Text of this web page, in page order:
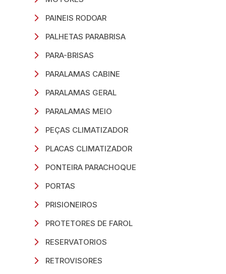
PAINEIS RODOAR
PALHETAS PARABRISA
PARA-BRISAS
PARALAMAS CABINE
PARALAMAS GERAL
PARALAMAS MEIO
PEÇAS CLIMATIZADOR
PLACAS CLIMATIZADOR
PONTEIRA PARACHOQUE
PORTAS
PRISIONEIROS
PROTETORES DE FAROL
RESERVATORIOS
RETROVISORES